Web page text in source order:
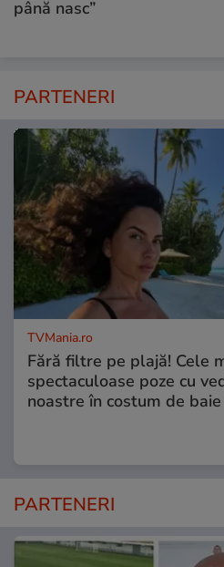
până nasc”
PARTENERI
TVMania.ro
Fără filtre pe plajă! Cele
spectaculoase poze cu
noastre în costum de baie
PARTENERI